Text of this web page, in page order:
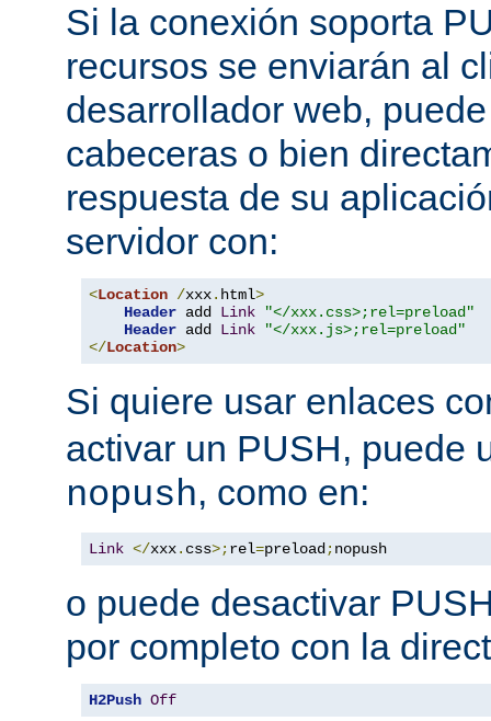
Si la conexión soporta
recursos se enviarán al
desarrollador web,
cabeceras o bien
respuesta de su
servidor con:
<Location /xxx. html>
Header add Link
"</xxx.css>;rel=preload"
Header add Link
"</xxx.js>;rel=preload"
</Location>
Si quiere usar enlaces
activar un PUSH, puede
nopush, como en:
Link </xxx. css>;rel=preload;nopush
o puede desactivar
por completo con la
H2Push Off